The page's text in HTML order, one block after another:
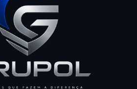
Portaria Inteligente
Condomínios
em Condomínios
para Condomínios
para Portaria
Portaria
Terceirizado
e Limpeza
Terceirizado